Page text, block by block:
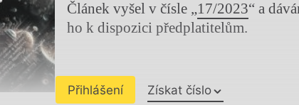
Článek vyšel v čísle „17/2023“ a
ho k dispozici předplatitelům.
Přihlášení Získat číslo